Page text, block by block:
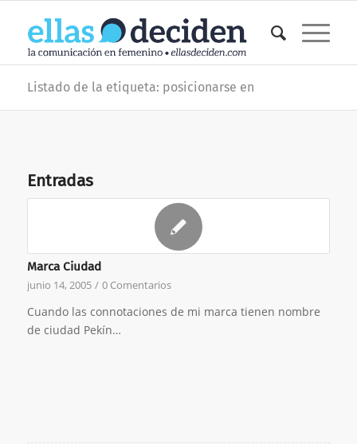
Listado de la etiqueta: posicionarse en
Entradas
Marca Ciudad
junio 14, 2005 / 0 Comentarios
Cuando las connotaciones de mi marca tienen nombre
de ciudad Pekín…